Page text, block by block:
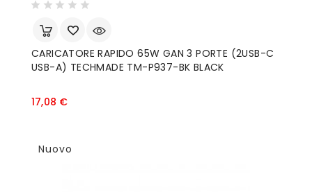
CARICATORE RAPIDO 65W GAN 3 PORTE (2USB-C
USB-A) TECHMADE TM-P937-BK BLACK
17,08 €Prezzo
Nuovo